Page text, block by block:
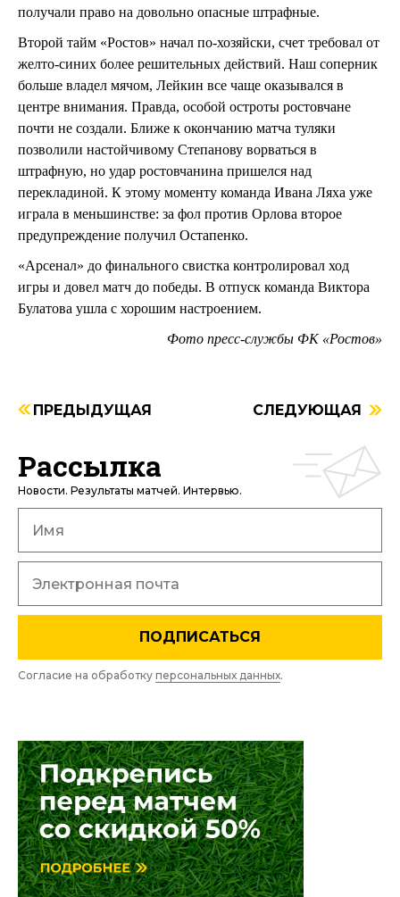
получали право на довольно опасные штрафные.
Второй тайм «Ростов» начал по-хозяйски, счет требовал от
желто-синих более решительных действий. Наш соперник
больше владел мячом, Лейкин все чаще оказывался в
центре внимания. Правда, особой остроты ростовчане
почти не создали. Ближе к окончанию матча туляки
позволили настойчивому Степанову ворваться в
штрафную, но удар ростовчанина пришелся над
перекладиной. К этому моменту команда Ивана Ляха уже
играла в меньшинстве: за фол против Орлова второе
предупреждение получил Остапенко.
«Арсенал» до финального свистка контролировал ход
игры и довел матч до победы. В отпуск команда Виктора
Булатова ушла с хорошим настроением.
Фото пресс-службы ФК «Ростов»
ПРЕДЫДУЩАЯ СЛЕДУЮЩАЯ
Рассылка
Новости. Результаты матчей. Интервью.
ПОДПИСАТЬСЯ
Согласие на обработку персональных данных.